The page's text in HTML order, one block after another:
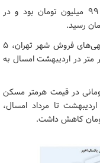
این مقدار از شهریور تا آذر ۱۴۰۳ بین ۹۵ تا ۹۹ میلیون تومان بود و در
پس از شروع جنگ، قیمت هر متر مسکن در آگهی‌های فروش شهر تهران، ۵
تومان در هر متر در اردیبهشت امسال به
کاهش ۲۰ تا ۵۰ میلیون تومانی در قیمت هرمتر مسکن
تا مرداد امسال،